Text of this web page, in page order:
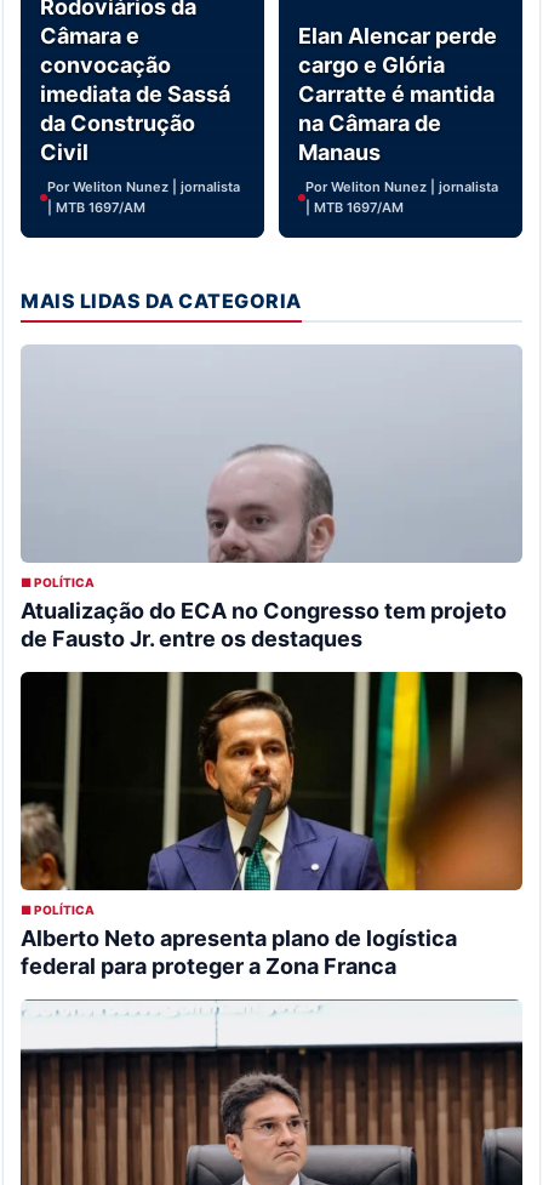
Rodoviários da
Câmara e
convocação
imediata de Sassá
da Construção
Civil
Por Weliton Nunez | jornalista
| MTB 1697/AM
Elan Alencar perde
cargo e Glória
Carratte é mantida
na Câmara de
Manaus
Por Weliton Nunez | jornalista
| MTB 1697/AM
MAIS LIDAS DA CATEGORIA
■ POLÍTICA
Atualização do ECA no Congresso tem projeto
de Fausto Jr. entre os destaques
■ POLÍTICA
Alberto Neto apresenta plano de logística
federal para proteger a Zona Franca